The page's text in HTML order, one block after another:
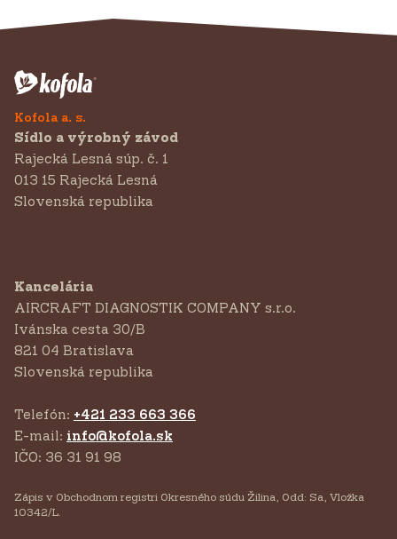
Kofola a. s.
Sídlo a výrobný závod
Rajecká Lesná súp. č. 1
013 15 Rajecká Lesná
Slovenská republika
Kancelária
AIRCRAFT DIAGNOSTIK COMPANY s.r.o.
‍Ivánska cesta 30/B
821 04 Bratislava
Slovenská republika
Telefón: +421 233 663 366
E-mail: info@kofola.sk
IČO: 36 31 91 98
Zápis v Obchodnom registri Okresného súdu Žilina, Odd: Sa, Vložka
10342/L.